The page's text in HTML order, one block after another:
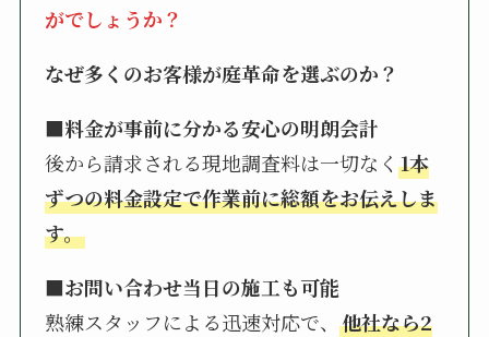
がでしょうか？
なぜ多くのお客様が庭革命を選ぶのか？
■料金が事前に分かる安心の明朗会計
後から請求される現地調査料は一切なく1本
ずつの料金設定で作業前に総額をお伝えしま
す。
■お問い合わせ当日の施工も可能
熟練スタッフによる迅速対応で、他社なら2